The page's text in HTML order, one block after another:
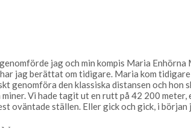
jag och min kompis Maria
jag berättat om tidigare. Maria kom
genomföra den klassiska distansen och hon
Vi hade tagit ut en rutt på 42 200
oväntade ställen. Eller gick och gick, i